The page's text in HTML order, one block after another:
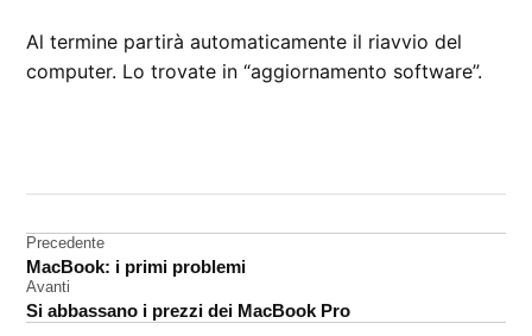
Al termine partirà automaticamente il riavvio del
computer. Lo trovate in “aggiornamento software”.
firmware
Navigazione
articoli
Precedente
MacBook: i primi problemi
Avanti
Si abbassano i prezzi dei MacBook Pro